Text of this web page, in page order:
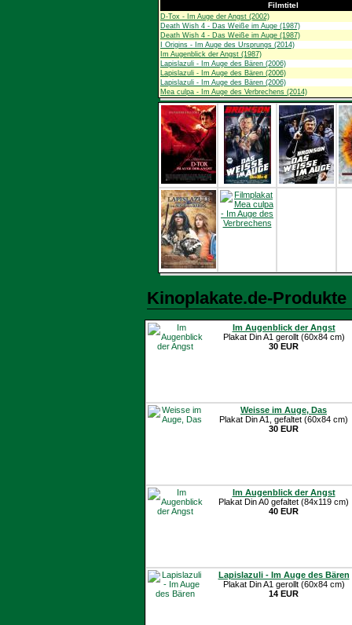
Filmtitel
D-Tox - Im Auge der Angst (2002)
Death Wish 4 - Das Weiße im Auge (1987)
Death Wish 4 - Das Weiße im Auge (1987)
I Origins - Im Auge des Ursprungs (2014)
Im Augenblick der Angst (1987)
Lapislazuli - Im Auge des Bären (2006)
Lapislazuli - Im Auge des Bären (2006)
Lapislazuli - Im Auge des Bären (2006)
Mea culpa - Im Auge des Verbrechens (2014)
Kinoplakate.de-Produkte
Im Augenblick der Angst
Plakat Din A1 gerollt (60x84 cm)
30 EUR
Weisse im Auge, Das
Plakat Din A1, gefaltet (60x84 cm)
30 EUR
Im Augenblick der Angst
Plakat Din A0 gefaltet (84x119 cm)
40 EUR
Lapislazuli - Im Auge des Bären
Plakat Din A1 gerollt (60x84 cm)
14 EUR